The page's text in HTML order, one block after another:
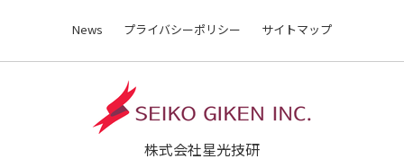
News プライバシーポリシー サイトマップ
株式会社星光技研